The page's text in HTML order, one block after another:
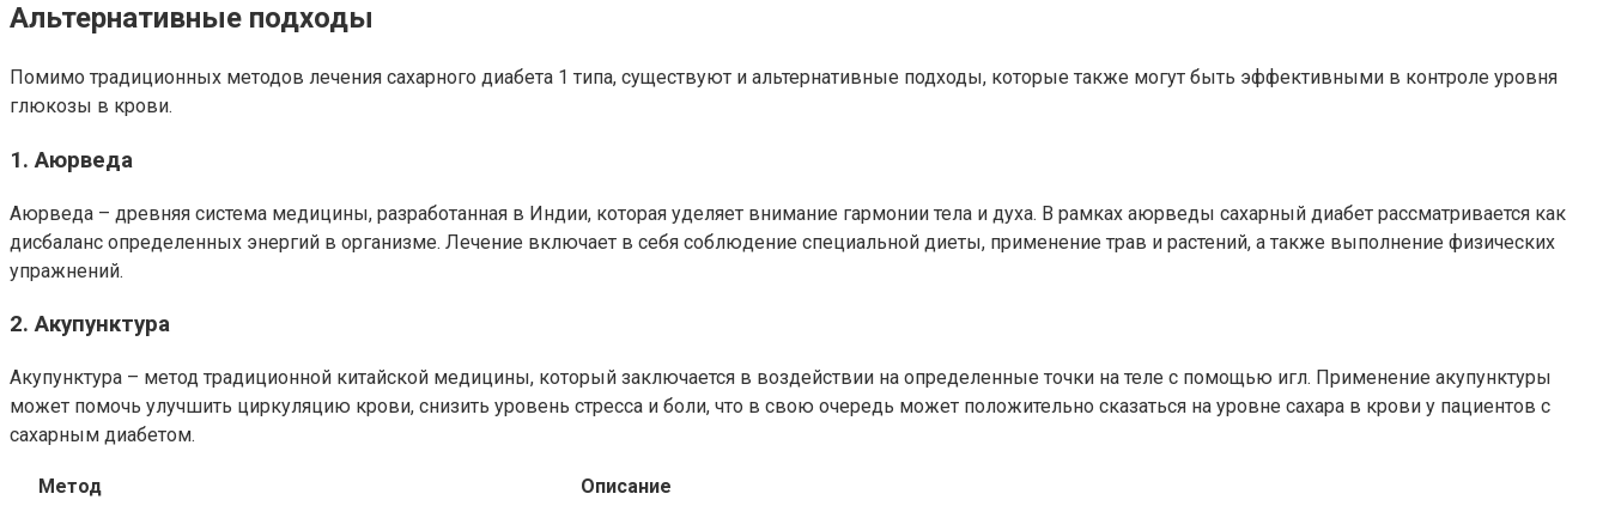
Альтернативные подходы
Помимо традиционных методов лечения сахарного диабета 1 типа, существуют и альтернативные подходы, которые также могут быть эффективными в контроле уровня
глюкозы в крови.
1. Аюрведа
Аюрведа – древняя система медицины, разработанная в Индии, которая уделяет внимание гармонии тела и духа. В рамках аюрведы сахарный диабет рассматривается как
дисбаланс определенных энергий в организме. Лечение включает в себя соблюдение специальной диеты, применение трав и растений, а также выполнение физических
упражнений.
2. Акупунктура
Акупунктура – метод традиционной китайской медицины, который заключается в воздействии на определенные точки на теле с помощью игл. Применение акупунктуры
может помочь улучшить циркуляцию крови, снизить уровень стресса и боли, что в свою очередь может положительно сказаться на уровне сахара в крови у пациентов с
сахарным диабетом.
Метод
Описание